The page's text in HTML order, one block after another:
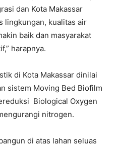
dan Kota Makassar
lingkungan, kualitas air
baik dan masyarakat
harapnya.
di Kota Makassar dinilai
sistem Moving Bed Biofilm
Biological Oxygen
nitrogen.
di atas lahan seluas